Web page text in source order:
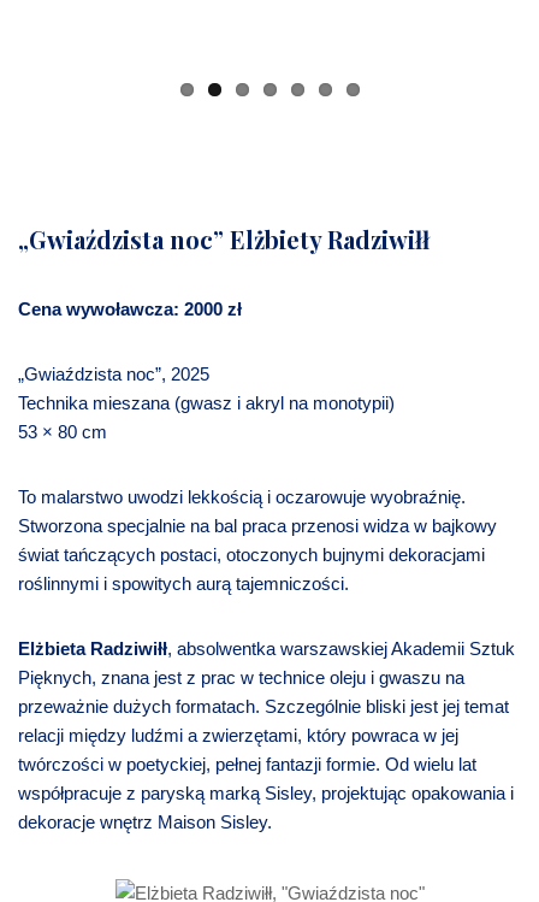
„Gwiaździsta noc” Elżbiety Radziwiłł
Cena wywoławcza: 2000 zł
„Gwiaździsta noc”, 2025
Technika mieszana (gwasz i akryl na monotypii)
53 × 80 cm
To malarstwo uwodzi lekkością i oczarowuje wyobraźnię.
Stworzona specjalnie na bal praca przenosi widza w bajkowy
świat tańczących postaci, otoczonych bujnymi dekoracjami
roślinnymi i spowitych aurą tajemniczości.
Elżbieta Radziwiłł, absolwentka warszawskiej Akademii Sztuk
Pięknych, znana jest z prac w technice oleju i gwaszu na
przeważnie dużych formatach. Szczególnie bliski jest jej temat
relacji między ludźmi a zwierzętami, który powraca w jej
twórczości w poetyckiej, pełnej fantazji formie. Od wielu lat
współpracuje z paryską marką Sisley, projektując opakowania i
dekoracje wnętrz Maison Sisley.